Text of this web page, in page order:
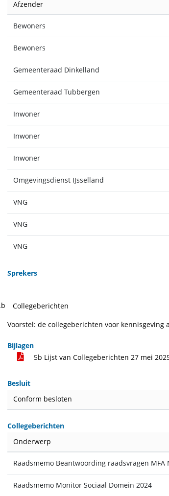
Afzender
Bewoners
Bewoners
Gemeenteraad Dinkelland
Gemeenteraad Tubbergen
Inwoner
Inwoner
Inwoner
Omgevingsdienst IJsselland
VNG
VNG
VNG
Sprekers
Collegeberichten
Voorstel: de collegeberichten voor kennisgeving
Bijlagen
5b Lijst van Collegeberichten 27 mei
Besluit
Conform besloten
Collegeberichten
Onderwerp
Raadsmemo Beantwoording raadsvragen MFA
Raadsmemo Monitor Sociaal Domein 2024